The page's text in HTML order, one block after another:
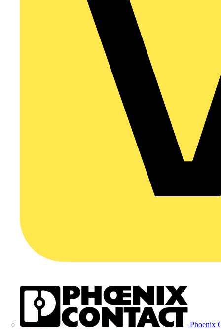
Phoenix